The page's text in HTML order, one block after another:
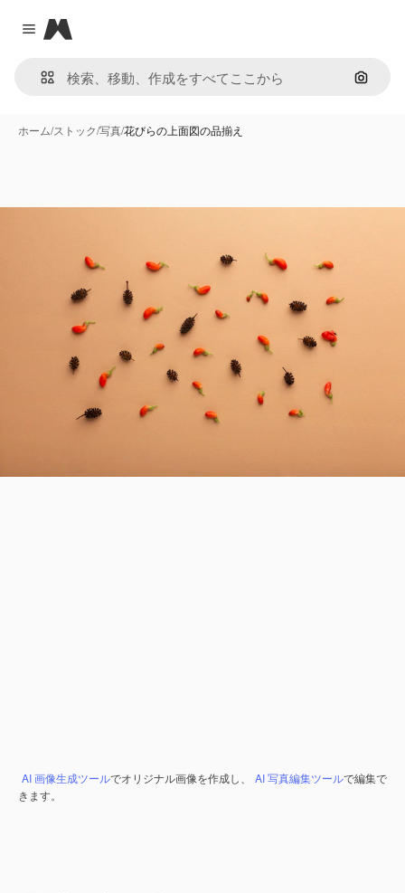
Close menu
Magnific
画像で
ホーム/ストック/写真/花びらの上面図の品揃え
AI 画像生成ツールでオリジナル画像を作成し、 AI 写真編集ツールで編集で
きます。